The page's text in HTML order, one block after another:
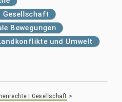
Gesellschaft
Bewegungen
und Umwelt
| Gesellschaft >